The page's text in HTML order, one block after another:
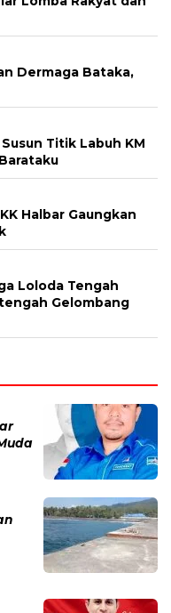
Dermaga Bataka,
Titik Labuh KM
Halbar Gaungkan
Loloda Tengah
Gelombang